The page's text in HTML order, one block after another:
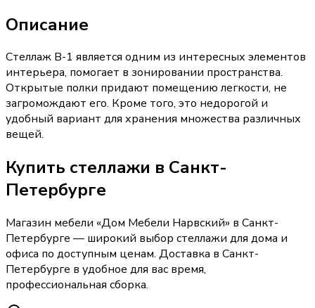
Описание
Стеллаж В-1 является одним из интересных элементов
интерьера, помогает в зонировании пространства.
Открытые полки придают помещению легкости, не
загромождают его. Кроме того, это недорогой и
удобный вариант для хранения множества различных
вещей.
Купить стеллажи в Санкт-
Петербурге
Магазин мебели «Дом Мебели Нарвский» в Санкт-
Петербурге — широкий выбор стеллажи для дома и
офиса по доступным ценам. Доставка в Санкт-
Петербурге в удобное для вас время,
профессиональная сборка.